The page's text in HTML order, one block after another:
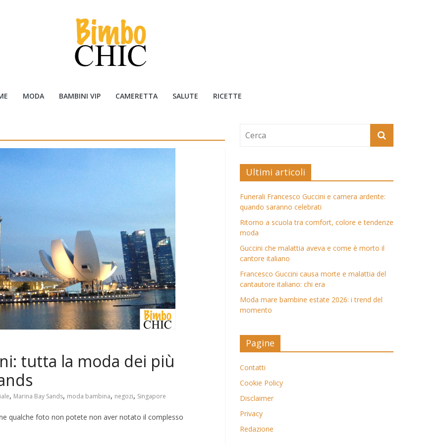
MODA BAMBINI VIP CAMERETTA SALUTE RICETTE
tutta la moda dei più
, Marina Bay Sands, moda bambina, negozi, Singapore
qualche foto non potete non aver notato il complesso
Ultimi articoli
Funerali Francesco Guccini e camera ardente:
quando saranno celebrati
Ritorno a scuola tra comfort, colore e tendenze
moda
Guccini che malattia aveva e come è morto il
cantore italiano
Francesco Guccini causa morte e malattia del
cantautore italiano: chi era
Moda mare bambine estate 2026: i trend del
momento
Pagine
Contatti
Cookie Policy
Disclaimer
Privacy
Redazione